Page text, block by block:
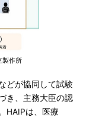
製作所
どが協同して試験
き、主務大臣の認
HAIPは、医療